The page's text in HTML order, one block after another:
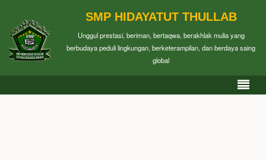
SMP HIDAYATUT THULLAB
Unggul prestasi, beriman, bertaqwa, berakhlak mulia yang
berbudaya peduli lingkungan, berketerampilan, dan berdaya saing
global